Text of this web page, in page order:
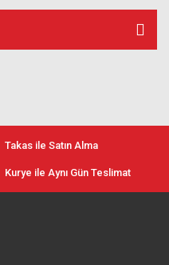
Takas ile Satın Alma
Kurye ile Aynı Gün Teslimat